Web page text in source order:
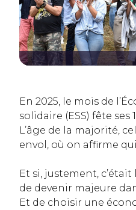
En 2025, le mois de
solidaire (ESS) fête ses
L’âge de la majorité,
envol, où on affirme
Et si, justement,
de devenir majeure
Et de choisir une